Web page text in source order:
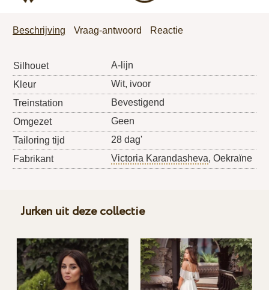
Beschrijving Vraag-antwoord Reactie
Silhouet
A-lijn
Kleur
Wit, ivoor
Treinstation
Bevestigend
Omgezet
Geen
Tailoring tijd
28 dag'
Fabrikant
Victoria Karandasheva, Oekraïne
Jurken uit deze collectie